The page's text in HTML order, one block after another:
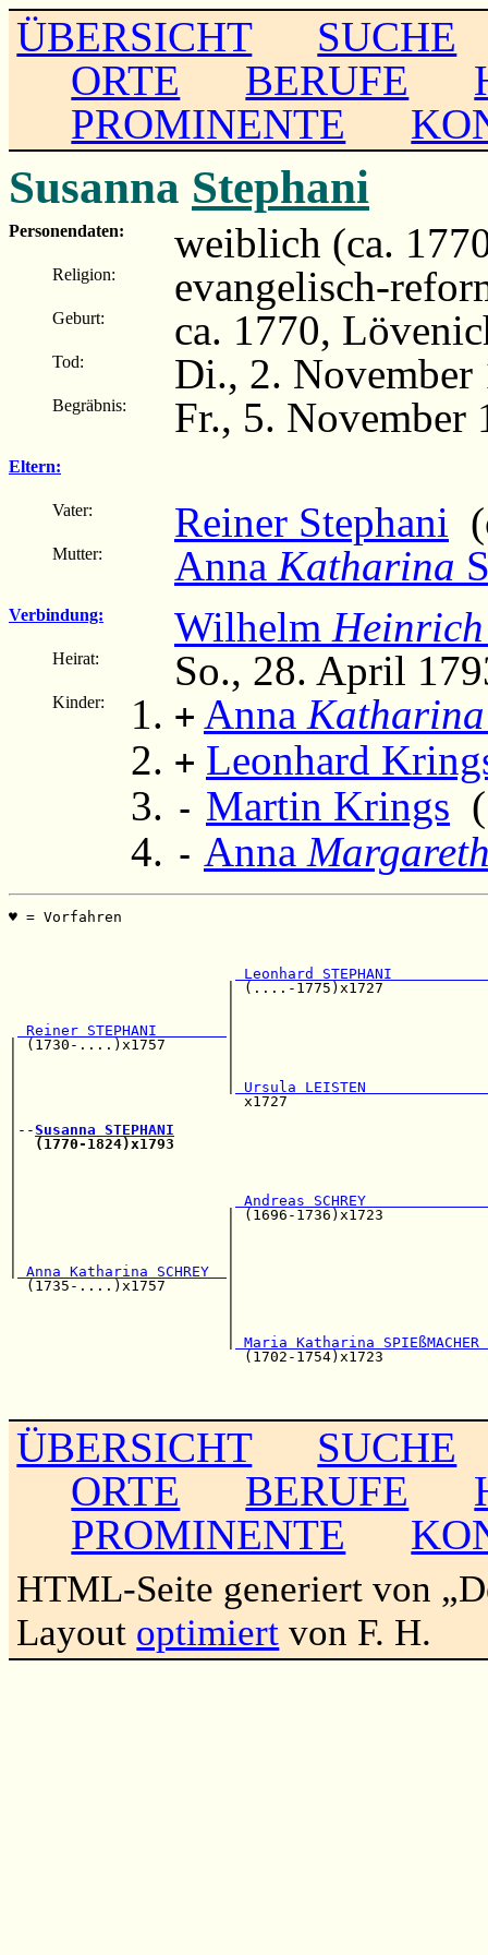
ÜBERSICHT
SUCHE
ORTE
BERUFE
PROMINENTE
Susanna Stephani
Personendaten: weiblich (ca.
Religion: evangelisch-
Geburt: ca. 1770,
Tod: Di., 2. November
Begräbnis: Fr., 5. November
Eltern:
Vater: Reiner Stephani
Mutter: Anna Katharina
Verbindung: Wilhelm Heinrich
Heirat: So., 28. April
Kinder: + Anna Katharina
+ Leonhard
- Martin Krings
- Anna
♥ = Vorfahren
Leonhard
| (....-
Reiner STEPHANI
| (1730-....)x1757       |
Ursula
|                          x1727
|--Susanna STEPHANI
(1770-1824)x1793
Andreas
|                        | (1696-
Anna Katharina SCHREY
(1735-
Maria Katharina
(1702-
ÜBERSICHT
SUCHE
ORTE
BERUFE
PROMINENTE
HTML-Seite generiert von
Layout optimiert von F. H.